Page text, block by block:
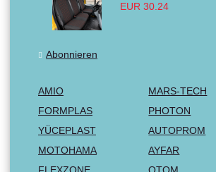
EUR 30.24
Abonnieren
AMIO
MARS-TECH
FORMPLAS
PHOTON
YÜCEPLAST
AUTOPROM
MOTOHAMA
AYFAR